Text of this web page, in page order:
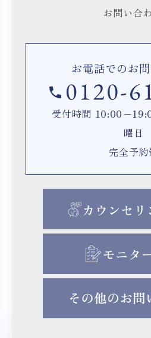
お問い合
お電話でのお
受付時間
曜日
完全予約